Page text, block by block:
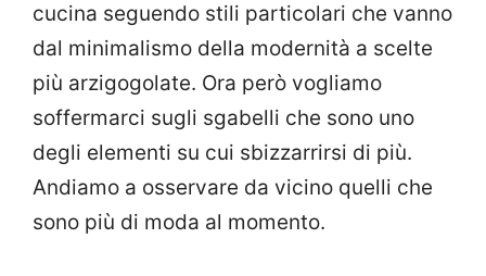
cucina seguendo stili particolari che vanno
dal minimalismo della modernità a scelte
più arzigogolate. Ora però vogliamo
soffermarci sugli sgabelli che sono uno
degli elementi su cui sbizzarrirsi di più.
Andiamo a osservare da vicino quelli che
sono più di moda al momento.